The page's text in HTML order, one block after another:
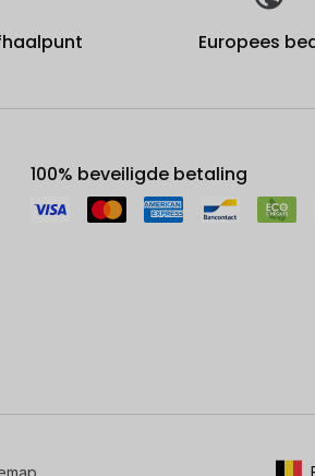
Europees
100% beveiligde betaling